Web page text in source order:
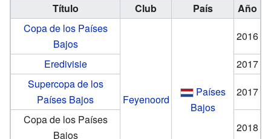
Título Club País
Año
Copa de los Países
Bajos
Feyenoord
Países
Bajos
2016
Eredivisie
2017
Supercopa de los
Países Bajos
2017
Copa de los Países
Bajos
2018